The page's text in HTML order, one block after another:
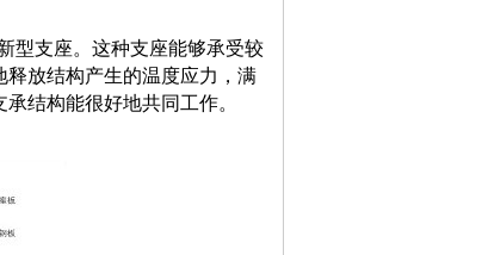
型支座。这种支座能够承受较
放结构产生的温度应力，满
承结构能很好地共同工作。